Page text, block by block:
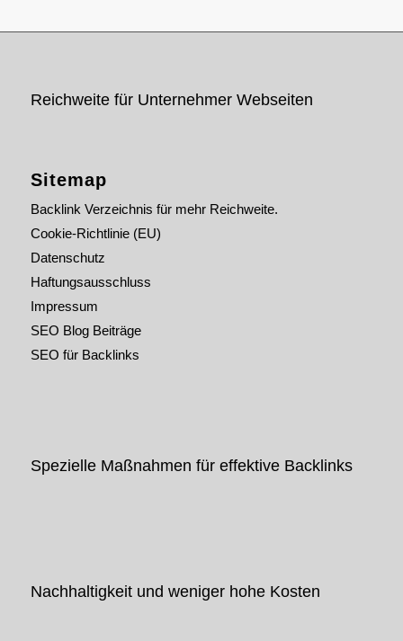
Reichweite für Unternehmer Webseiten
Sitemap
Backlink Verzeichnis für mehr Reichweite.
Cookie-Richtlinie (EU)
Datenschutz
Haftungsausschluss
Impressum
SEO Blog Beiträge
SEO für Backlinks
Spezielle Maßnahmen für effektive Backlinks
Nachhaltigkeit und weniger hohe Kosten